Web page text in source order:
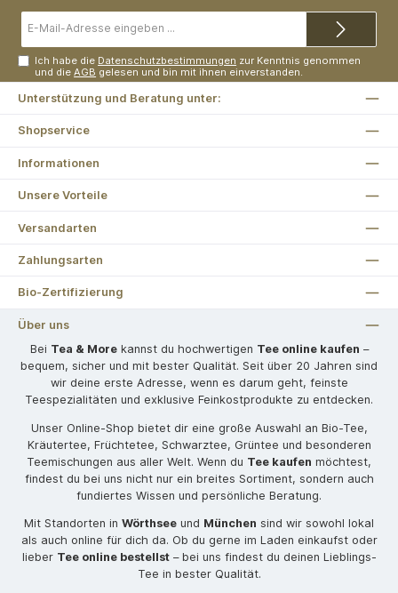
Mail-
Ich habe die Datenschutzbestimmungen zur Kenntnis genommen
und dieAGB gelesen und bin mit ihnen einverstanden.
Unterstützung und Beratung unter:
Shopservice
Informationen
Unsere Vorteile
Versandarten
Zahlungsarten
Bio-Zertifizierung
Über uns
Bei Tea & Morekannst du hochwertigen Tee online kaufen –
bequem, sicher und mit bester Qualität. Seit über 20 Jahren sind
wir deine erste Adresse, wenn es darum geht, feinste
Teespezialitäten und exklusive Feinkostprodukte zu entdecken.
Unser Online-Shop bietet dir eine große Auswahl an Bio-Tee,
Kräutertee, Früchtetee, Schwarztee, Grüntee und besonderen
Teemischungen aus aller Welt. Wenn du Tee kaufen möchtest,
findest du bei uns nicht nur ein breites Sortiment, sondern auch
fundiertes Wissen und persönliche Beratung.
Mit Standorten in Wörthsee und München sind wir sowohl lokal
als auch online für dich da. Ob du gerne im Laden einkaufst oder
lieber Tee online bestellst– bei uns findest du deinen Lieblings-
Tee in bester Qualität.